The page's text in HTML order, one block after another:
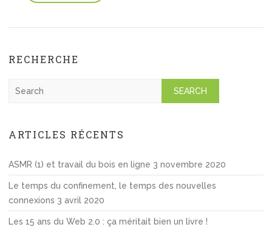
RECHERCHE
r
h
ARTICLES RÉCENTS
ASMR (1) et travail du bois en ligne 3 novembre 2020
Le temps du confinement, le temps des nouvelles
connexions 3 avril 2020
Les 15 ans du Web 2.0 : ça méritait bien un livre !